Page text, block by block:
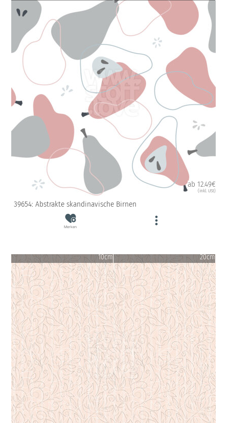
ab 12.49€
(inkl. USt)
39654: Abstrakte skandinavische Birnen
Merken
10cm 20cm